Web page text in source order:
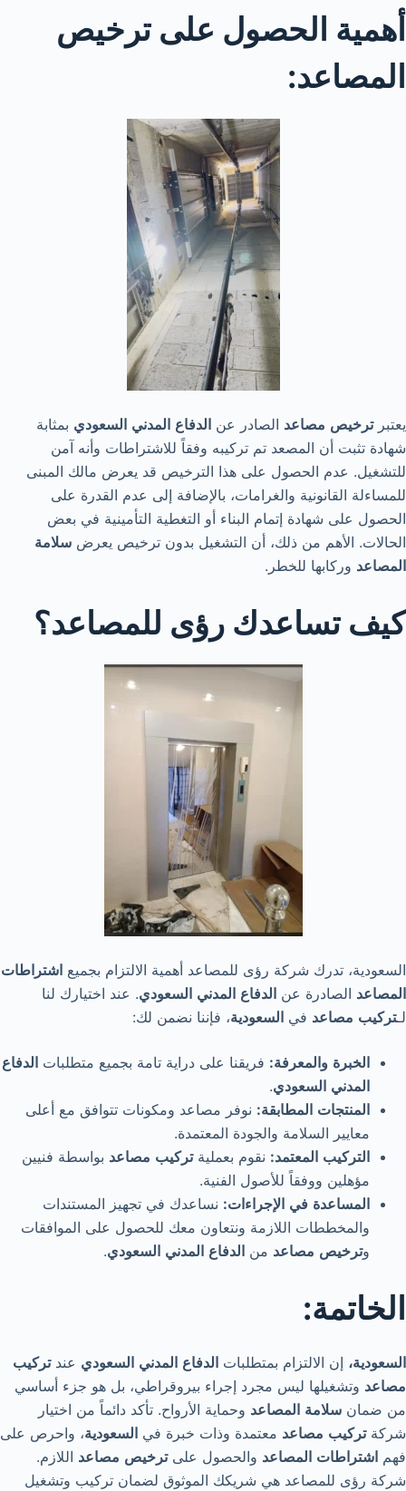
أهمية الحصول على ترخيص
المصاعد:
يعتبرترخيص مصاعد الصادر عن الدفاع المدني السعودي بمثابة
شهادة تثبت أن المصعد تم تركيبه وفقاً للاشتراطات وأنه آمن
للتشغيل. عدم الحصول على هذا الترخيص قد يعرض مالك المبنى
للمساءلة القانونية والغرامات، بالإضافة إلى عدم القدرة على
الحصول على شهادة إتمام البناء أو التغطية التأمينية في بعض
الحالات. الأهم من ذلك، أن التشغيل بدون ترخيص يعرض سلامة
المصاعد وركابها للخطر.
كيف تساعدك رؤى للمصاعد؟
السعودية، تدرك شركة رؤى للمصاعد أهمية الالتزام بجميع اشتراطات
المصاعد الصادرة عن الدفاع المدني السعودي. عند اختيارك لنا
لـتركيب مصاعد في السعودية، فإننا نضمن لك:
الخبرة والمعرفة: فريقنا على دراية تامة بجميع متطلبات الدفاع
المدني السعودي.
المنتجات المطابقة: نوفر مصاعد ومكونات تتوافق مع أعلى
معايير السلامة والجودة المعتمدة.
التركيب المعتمد: نقوم بعمليةتركيب مصاعد بواسطة فنيين
مؤهلين ووفقاً للأصول الفنية.
المساعدة في الإجراءات: نساعدك في تجهيز المستندات
والمخططات اللازمة ونتعاون معك للحصول على الموافقات
وترخيص مصاعد من الدفاع المدني السعودي.
الخاتمة:
السعودية، إن الالتزام بمتطلبات الدفاع المدني السعودي عندتركيب
مصاعد وتشغيلها ليس مجرد إجراء بيروقراطي، بل هو جزء أساسي
من ضمان سلامة المصاعد وحماية الأرواح. تأكد دائماً من اختيار
شركةتركيب مصاعد معتمدة وذات خبرة في السعودية، واحرص على
فهم اشتراطات المصاعد والحصول علىترخيص مصاعد اللازم.
شركة رؤى للمصاعد هي شريكك الموثوق لضمان تركيب وتشغيل